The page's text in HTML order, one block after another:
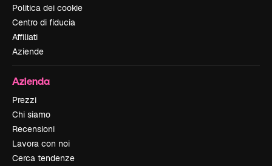
Politica dei cookie
Centro di fiducia
Affiliati
Aziende
Azienda
Prezzi
Chi siamo
Recensioni
Lavora con noi
Cerca tendenze